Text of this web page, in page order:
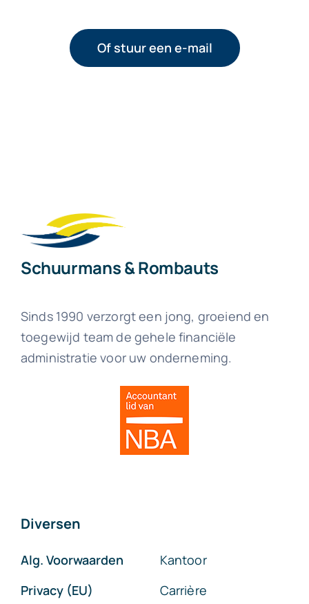
Of stuur een e-mail
Schuurmans & Rombauts
Sinds 1990 verzorgt een jong, groeiend en
toegewijd team de gehele financiële
administratie voor uw onderneming.
Diversen
Alg. Voorwaarden
Privacy (EU)
Kantoor
Carrière